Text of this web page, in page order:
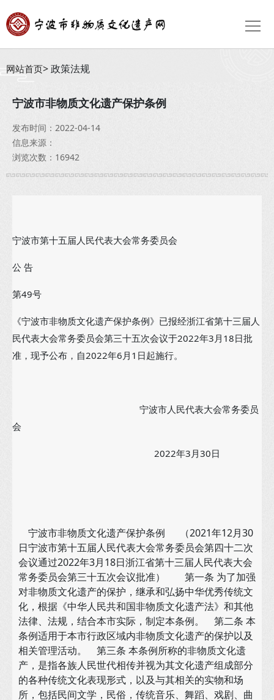
网站首页 政策法规
宁波市非物质文化遗产保护条例
发布时间：2022-04-14
信息来源：
浏览次数：16942
宁波市第十五届人民代表大会常务委员会
公 告
第49号
《宁波市非物质文化遗产保护条例》已报经浙江省第十三届人
民代表大会常务委员会第三十五次会议于2022年3月18日批
准，现予公布，自2022年6月1日起施行。
宁波市人民代表大会常务委员
会
2022年3月30日
宁波市非物质文化遗产保护条例 （2021年12月30
日宁波市第十五届人民代表大会常务委员会第四十二次
会议通过2022年3月18日浙江省第十三届人民代表大会
常务委员会第三十五次会议批准） 第一条 为了加强
对非物质文化遗产的保护，继承和弘扬中华优秀传统文
化，根据《中华人民共和国非物质文化遗产法》和其他
法律、法规，结合本市实际，制定本条例。 第二条 本
条例适用于本市行政区域内非物质文化遗产的保护以及
相关管理活动。 第三条 本条例所称的非物质文化遗
产，是指各族人民世代相传并视为其文化遗产组成部分
的各种传统文化表现形式，以及与其相关的实物和场
所，包括民间文学，民俗，传统音乐、舞蹈、戏剧、曲